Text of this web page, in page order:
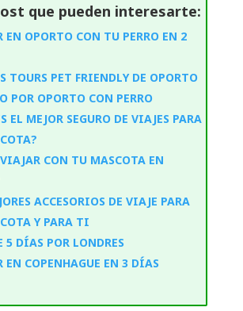
que pueden interesarte:
EN OPORTO CON TU PERRO EN 2
TOURS PET FRIENDLY DE OPORTO
POR OPORTO CON PERRO
EL MEJOR SEGURO DE VIAJES PARA
CON TU MASCOTA EN
ACCESORIOS DE VIAJE PARA
Y PARA TI
5 DÍAS POR LONDRES
EN COPENHAGUE EN 3 DÍAS